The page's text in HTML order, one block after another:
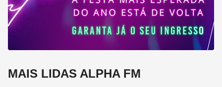
MAIS LIDAS ALPHA FM